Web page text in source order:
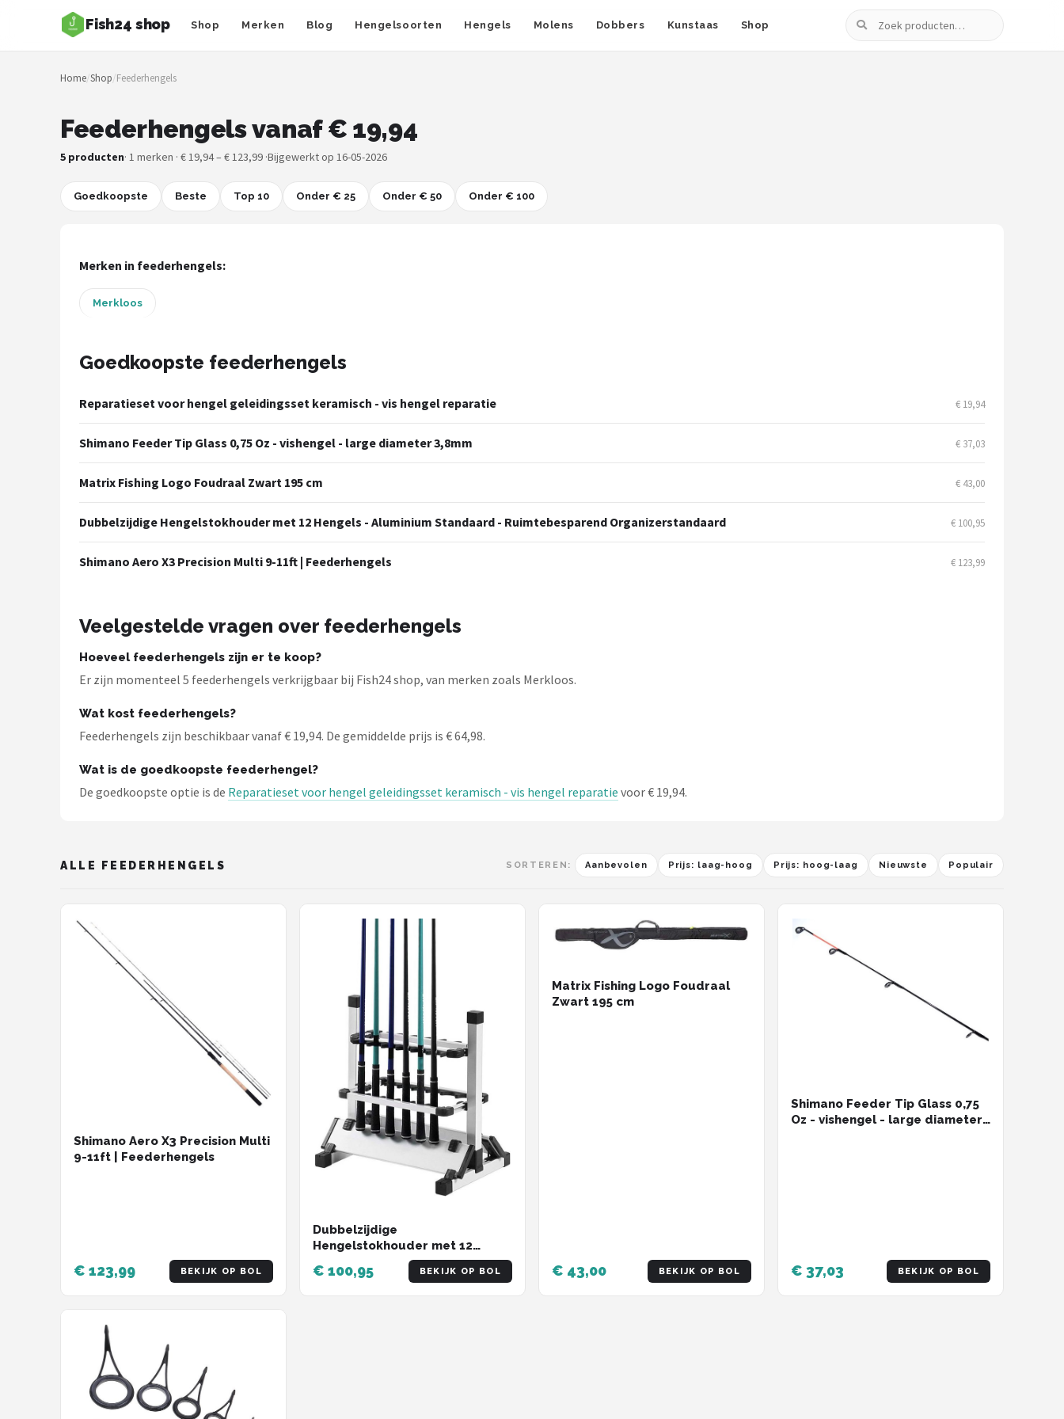
Fish24 shop Shop Merken Blog Hengelsoorten Hengels Molens Dobbers Kunstaas Shop
Zoeken
Zoeken
NAVIGATIE
Merken
Hengels
POPULAIRE MERKEN
PB Products
Fox Rage
Gamakatsu
Alle merken →
Home/Shop/Feederhengels
Feederhengels vanaf € 19,94
5 producten· 1 merken · € 19,94 – € 123,99 ·Bijgewerkt op 16-05-2026
Goedkoopste Beste Top 10 Onder € 25 Onder € 50 Onder € 100
Merken in feederhengels:
Merkloos
Goedkoopste feederhengels
Reparatieset voor hengel geleidingsset keramisch - vis hengel reparatie € 19,94
Shimano Feeder Tip Glass 0,75 Oz - vishengel - large diameter 3,8mm € 37,03
Matrix Fishing Logo Foudraal Zwart 195 cm € 43,00
Dubbelzijdige Hengelstokhouder met 12 Hengels - Aluminium Standaard - Ruimtebesparend Organizerstandaard € 100,95
Shimano Aero X3 Precision Multi 9-11ft | Feederhengels € 123,99
Veelgestelde vragen over feederhengels
Hoeveel feederhengels zijn er te koop?
Er zijn momenteel 5 feederhengels verkrijgbaar bij Fish24 shop, van merken zoals Merkloos.
Wat kost feederhengels?
Feederhengels zijn beschikbaar vanaf € 19,94. De gemiddelde prijs is € 64,98.
Wat is de goedkoopste feederhengel?
De goedkoopste optie is de Reparatieset voor hengel geleidingsset keramisch - vis hengel reparatie voor € 19,94.
ALLE FEEDERHENGELS SORTEREN: Aanbevolen Prijs: laag-hoog Prijs: hoog-laag Nieuwste Populair
Shimano Aero X3 Precision Multi
9-11ft | Feederhengels
€ 123,99 BEKIJK OP BOL
Dubbelzijdige
Hengelstokhouder met 12
Hengels - Aluminium Standaard
- Ruimtebesparend
Organizerstandaard
€ 100,95 BEKIJK OP BOL
Matrix Fishing Logo Foudraal
Zwart 195 cm
€ 43,00 BEKIJK OP BOL
Shimano Feeder Tip Glass 0,75
Oz - vishengel - large diameter
€ 37,03 BEKIJK OP BOL